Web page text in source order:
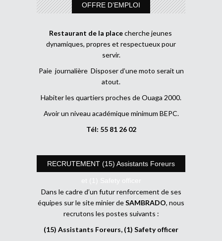
OFFRE D’EMPLOI
Restaurant de la placecherche jeunes
dynamiques, propres et respectueux pour
servir.
Paie journalière Disposer d’une moto serait un
atout.
Habiter les quartiers proches de Ouaga 2000.
Avoir un niveau académique minimum BEPC.
Tél: 55 81 26 02
RECRUTEMENT (15) Assistants Foreurs
et (1) Safety officer
Dans le cadre d’un futur renforcement de ses
équipes sur le site minier deSAMBRADO, nous
recrutons les postes suivants :
(15) Assistants Foreurs, (1) Safety officer